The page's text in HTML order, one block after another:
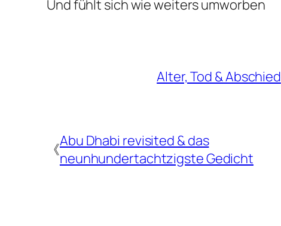
Und fühlt sich wie weiters umworben
Alter, Tod & Abschied
《Abu Dhabi revisited & das
neunhundertachtzigste Gedicht